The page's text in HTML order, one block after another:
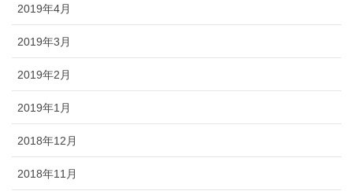
2019年4月
2019年3月
2019年2月
2019年1月
2018年12月
2018年11月